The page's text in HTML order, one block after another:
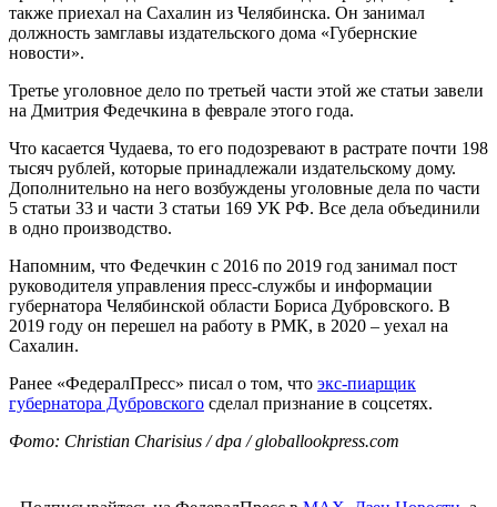
также приехал на Сахалин из Челябинска. Он занимал
должность замглавы издательского дома «Губернские
новости».
Третье уголовное дело по третьей части этой же статьи завели
на Дмитрия Федечкина в феврале этого года.
Что касается Чудаева, то его подозревают в растрате почти 198
тысяч рублей, которые принадлежали издательскому дому.
Дополнительно на него возбуждены уголовные дела по части
5 статьи 33 и части 3 статьи 169 УК РФ. Все дела объединили
в одно производство.
Напомним, что Федечкин с 2016 по 2019 год занимал пост
руководителя управления пресс-службы и информации
губернатора Челябинской области Бориса Дубровского. В
2019 году он перешел на работу в РМК, в 2020 – уехал на
Сахалин.
Ранее «ФедералПресс» писал о том, что экс-пиарщик
губернатора Дубровского сделал признание в соцсетях.
Фото: Christian Charisius / dpa / globallookpress.com